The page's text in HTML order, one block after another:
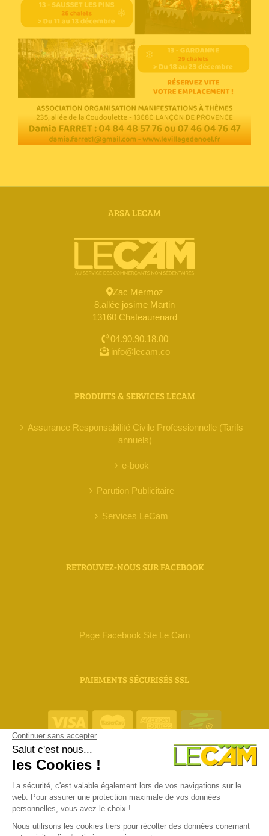
Accéder au site
ARSA LECAM
Zac Mermoz
8.allée josime Martin
13160 Chateaurenard
04.90.90.18.00
info@lecam.co
PRODUITS & SERVICES LECAM
Assurance Responsabilité Civile Professionnelle (Tarifs
annuels)
e-book
Parution Publicitaire
Services LeCam
RETROUVEZ-NOUS SUR FACEBOOK
Page Facebook Ste Le Cam
PAIEMENTS SÉCURISÉS SSL